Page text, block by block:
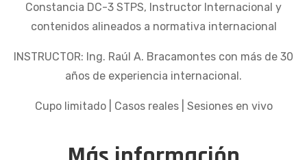
Constancia DC-3 STPS, Instructor Internacional y
contenidos alineados a normativa internacional
INSTRUCTOR: Ing. Raúl A. Bracamontes con más de 30
años de experiencia internacional.
Cupo limitado | Casos reales | Sesiones en vivo